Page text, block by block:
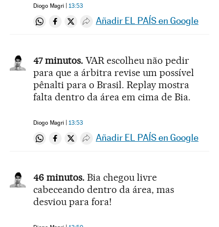
Diogo Magri 13:53
Compartir en Whatsapp
Compartir en Facebook
Compartir en Twitter
Desplegar Redes Sociales
Añadir EL PAÍS en Google
47 minutos. VAR escolheu não pedir
para que a árbitra revise um possível
pênalti para o Brasil. Replay mostra
falta dentro da área em cima de Bia.
Diogo Magri 13:53
Compartir en Whatsapp
Compartir en Facebook
Compartir en Twitter
Desplegar Redes Sociales
Añadir EL PAÍS en Google
46 minutos. Bia chegou livre
cabeceando dentro da área, mas
desviou para fora!